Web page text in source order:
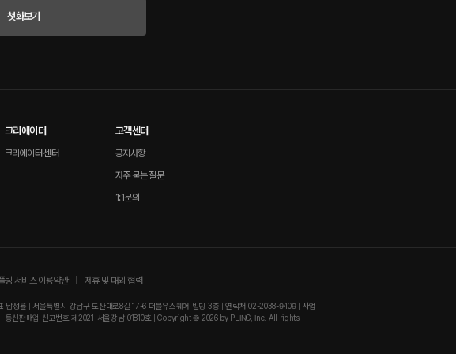
첫화보기
크리에이터
크리에이터 센터
고객센터
공지사항
자주 묻는 질문
1:1문의
링 서비스 이용약관 제휴 및 대외 협력
남성률 | 서울특별시 강남구 도산대로8길 17-6 더블유스퀘어 빌딩 3층 | 연락처 02-2038-9409 | 사업
| 통신판매업 신고번호 제2021-서울강남-01810호 | Copyright © 2026 by PLING, Inc. All rights